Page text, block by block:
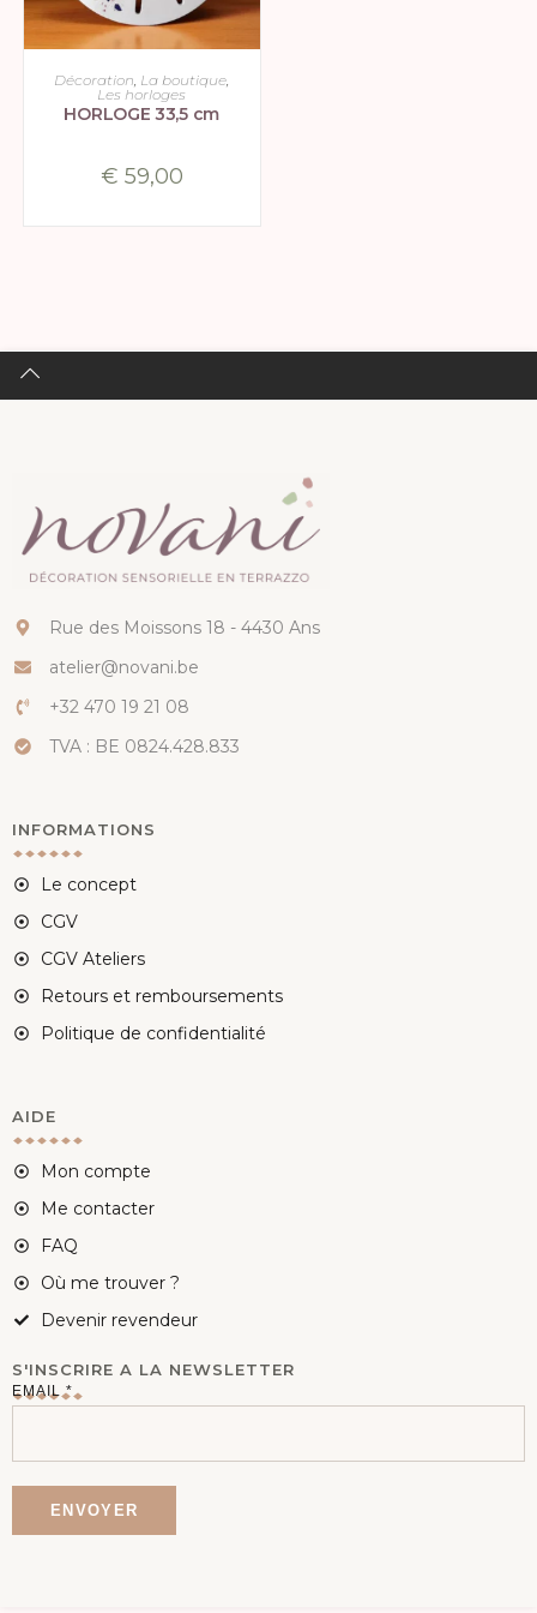
CHOIX DES OPTIONS
Décoration, La boutique,
Les horloges
HORLOGE 33,5 cm
€ 59,00
Rue des Moissons 18 - 4430 Ans
atelier@novani.be
+32 470 19 21 08
TVA : BE 0824.428.833
INFORMATIONS
Le concept
CGV
CGV Ateliers
Retours et remboursements
Politique de confidentialité
AIDE
Mon compte
Me contacter
FAQ
Où me trouver ?
Devenir revendeur
S'INSCRIRE A LA NEWSLETTER
E
EMAIL*
ENVOYER